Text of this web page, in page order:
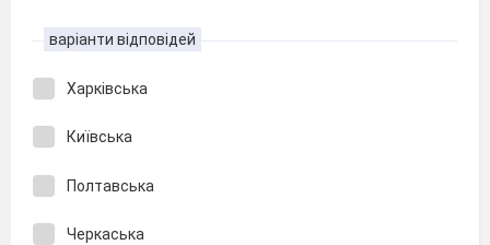
варіанти відповідей
Харківська
Київська
Полтавська
Черкаська